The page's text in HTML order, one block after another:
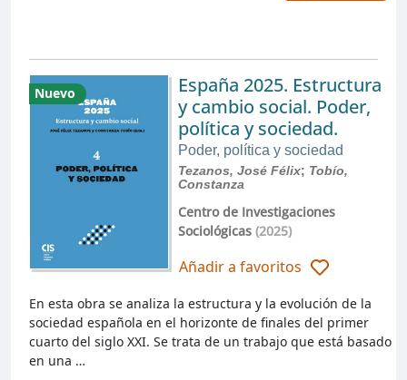
Nuevo
España 2025. Estructura
y cambio social. Poder,
política y sociedad.
Poder, política y sociedad
Tezanos, José Félix; Tobío,
Constanza
Centro de Investigaciones
Sociológicas(2025)
Añadir a favoritos
En esta obra se analiza la estructura y la evolución de la
sociedad española en el horizonte de finales del primer
cuarto del siglo XXI. Se trata de un trabajo que está basado
en una …